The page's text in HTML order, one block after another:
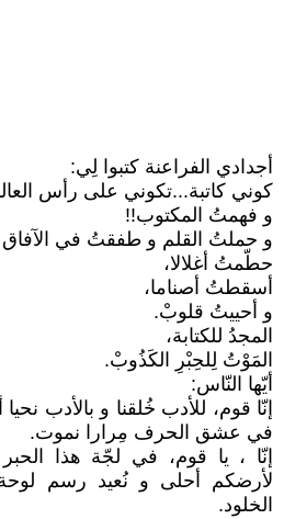
أجدادي الفراعنة كتبوا لِي:
كوني كاتبة...تكوني على رأس
و فهمتُ المكتوب!!
و حملتُ القلم و طفقتُ في
حطّمتُ أغلالا،
أسقطتُ أصناما،
و أحييتُ قلوبْ.
المجدُ للكتابة،
المَوْتُ لِلحِبْرِ الكَذُوبْ.
أيّها النّاس:
إنّا قوم، للأدب خُلقنا و بالأدب
في عشق الحرف مِرارا نموت.
إنّا ، يا قوم، في لجّة هذا
لأرضكم أحلى و نُعيد رسم
الخلود.